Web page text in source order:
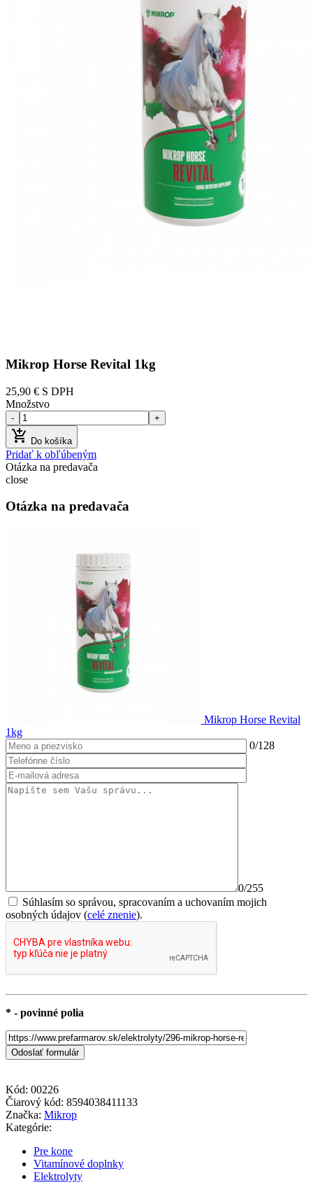
Mikrop Horse Revital 1kg
25,90 € S DPH
Množstvo
- +
 Do košíka
Pridať k obľúbeným
Otázka na predavača
close
Otázka na predavača
Mikrop Horse Revital
1kg
0/128
0/255
Súhlasím so správou, spracovaním a uchovaním mojich
osobných údajov (celé znenie).
* - povinné polia
Kód: 00226
Čiarový kód: 8594038411133
Značka: Mikrop
Kategórie:
Pre kone
Vitamínové doplnky
Elektrolyty